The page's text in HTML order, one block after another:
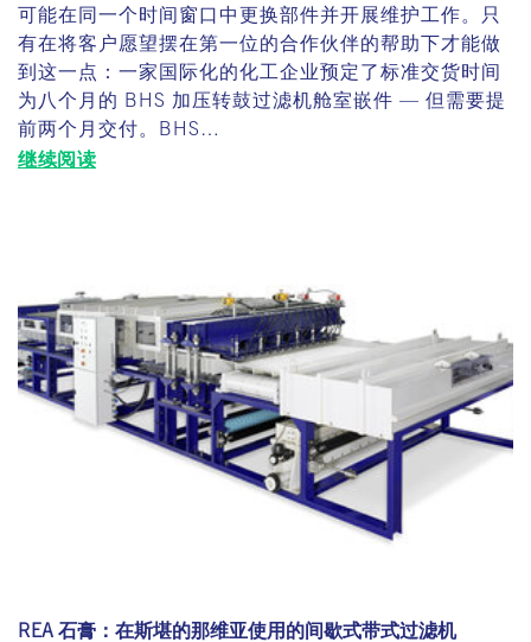
可能在同一个时间窗口中更换部件并开展维护工作。只
有在将客户愿望摆在第一位的合作伙伴的帮助下才能做
到这一点：一家国际化的化工企业预定了标准交货时间
为八个月的 BHS 加压转鼓过滤机舱室嵌件 — 但需要提
前两个月交付。BHS…
继续阅读
REA 石膏：在斯堪的那维亚使用的间歇式带式过滤机